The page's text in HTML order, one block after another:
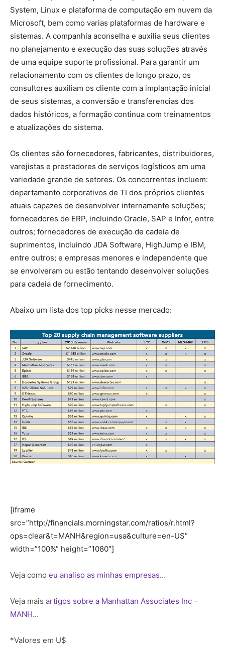
System, Linux e plataforma de computação em nuvem da
Microsoft, bem como varias plataformas de hardware e
sistemas. A companhia aconselha e auxilia seus clientes
no planejamento e execução das suas soluções através
de uma equipe suporte profissional. Para garantir um
relacionamento com os clientes de longo prazo, os
consultores auxiliam os cliente com a implantação inicial
de seus sistemas, a conversão e transferencias dos
dados históricos, a formação continua com treinamentos
e atualizações do sistema.
Os clientes são fornecedores, fabricantes, distribuidores,
varejistas e prestadores de serviços logísticos em uma
variedade grande de setores. Os concorrentes incluem:
departamento corporativos de TI dos próprios clientes
atuais capazes de desenvolver internamente soluções;
fornecedores de ERP, incluindo Oracle, SAP e Infor, entre
outros; fornecedores de execução de cadeia de
suprimentos, incluindo JDA Software, HighJump e IBM,
entre outros; e empresas menores e independente que
se envolveram ou estão tentando desenvolver soluções
para cadeia de fornecimento.
Abaixo um lista dos top picks nesse mercado:
[iframe
src=”http://financials.morningstar.com/ratios/r.html?
ops=clear&t=MANH&region=usa&culture=en-US”
width=”100%” height=”1080″]
Veja como eu analiso as minhas empresas…
Veja mais artigos sobre a Manhattan Associates Inc –
MANH…
*Valores em U$